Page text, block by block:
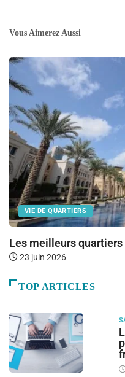
Vous Aimerez Aussi
VIE DE QUARTIERS
Les meilleurs quartiers
23 juin 2026
TOP ARTICLES